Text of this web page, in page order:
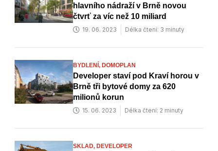
hlavního nádraží v Brně novou
čtvrť za víc než 10 miliard
19. 06. 2023 Délka čtení: 3 minuty
BYDLENÍ, DOMOPLAN
Developer staví pod Kraví horou v
Brně tři bytové domy za 620
milionů korun
15. 06. 2023 Délka čtení: 2 minuty
SKLAD, DEVELOPER